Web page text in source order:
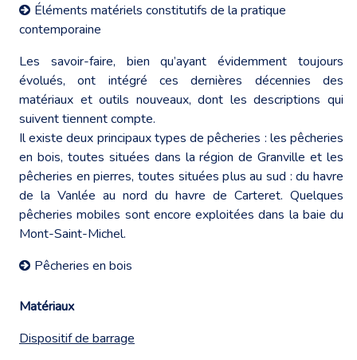
Éléments matériels constitutifs de la pratique
contemporaine
Les savoir-faire, bien qu’ayant évidemment toujours
évolués, ont intégré ces dernières décennies des
matériaux et outils nouveaux, dont les descriptions qui
suivent tiennent compte.
Il existe deux principaux types de pêcheries : les pêcheries
en bois, toutes situées dans la région de Granville et les
pêcheries en pierres, toutes situées plus au sud : du havre
de la Vanlée au nord du havre de Carteret. Quelques
pêcheries mobiles sont encore exploitées dans la baie du
Mont-Saint-Michel.
Pêcheries en bois
Matériaux
Dispositif de barrage